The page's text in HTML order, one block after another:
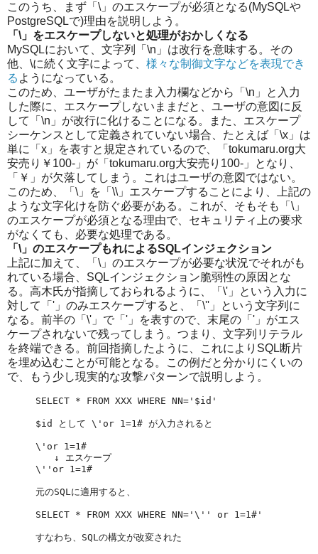
このうち、まず「\」のエスケープが必須となる(MySQLや
PostgreSQLで)理由を説明しよう。
「\」をエスケープしないと処理がおかしくなる
MySQLにおいて、文字列「\n」は改行を意味する。その
他、\に続く文字によって、 様々な制御文字などを表現でき
る ようになっている。
このため、ユーザがたまたま入力欄などから「\n」と入力
した際に、エスケープしないままだと、ユーザの意図に反
して「\n」が改行に化けることになる。また、エスケープ
シーケンスとして定義されていない場合、たとえば「\x」は
単に「x」を表すと規定されているので、「tokumaru.org大
安売り￥100-」が「tokumaru.org大安売り100-」となり、
「￥」が欠落してしまう。これはユーザの意図ではない。
このため、「\」を「\\」エスケープすることにより、上記の
ような文字化けを防ぐ必要がある。これが、そもそも「\」
のエスケープが必須となる理由で、セキュリティ上の要求
がなくても、必要な処理である。
「\」のエスケープもれによるSQLインジェクション
上記に加えて、「\」のエスケープが必要な状況でそれがも
れている場合、SQLインジェクション脆弱性の原因とな
る。高木氏が指摘しておられるように、「\'」という入力に
対して「'」のみエスケープすると、「\''」という文字列に
なる。前半の「\'」で「'」を表すので、末尾の「'」がエス
ケープされないで残ってしまう。つまり、文字列リテラル
を終端できる。前回指摘したように、これによりSQL断片
を埋め込むことが可能となる。この例だと分かりにくいの
で、もう少し現実的な攻撃パターンで説明しよう。
SELECT * FROM XXX WHERE NN='$id'
$id として \'or 1=1# が入力されると
\'or 1=1#
↓ エスケープ
\''or 1=1#
元のSQLに適用すると、
SELECT * FROM XXX WHERE NN='\'' or 1=1#'